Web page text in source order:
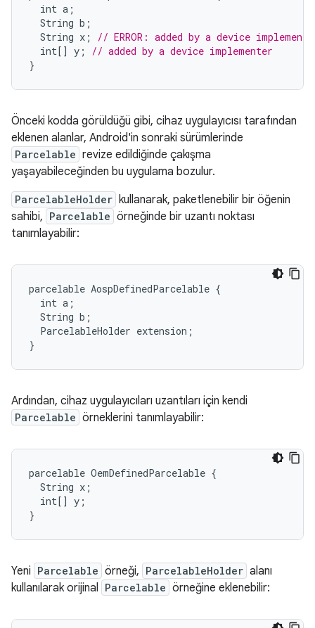
int a ;
String b ;
String x ;
// ERROR: added by a device
int[] y ;
// added by a device implementer
}
Önceki kodda görüldüğü gibi, cihaz uygulayıcısı tarafından
eklenen alanlar, Android'in sonraki sürümlerinde
Parcelable revize edildiğinde çakışma
yaşayabileceğinden bu uygulama bozulur.
ParcelableHolder kullanarak, paketlenebilir bir öğenin
sahibi, Parcelable örneğinde bir uzantı noktası
tanımlayabilir:
parcelable AospDefinedParcelable {
  int a;
  String b;
  ParcelableHolder extension;
Ardından, cihaz uygulayıcıları uzantıları için kendi
Parcelable örneklerini tanımlayabilir:
parcelable OemDefinedParcelable {
  String x;
  int[] y;
Yeni Parcelable örneği, ParcelableHolder alanı
kullanılarak orijinal Parcelable örneğine eklenebilir: